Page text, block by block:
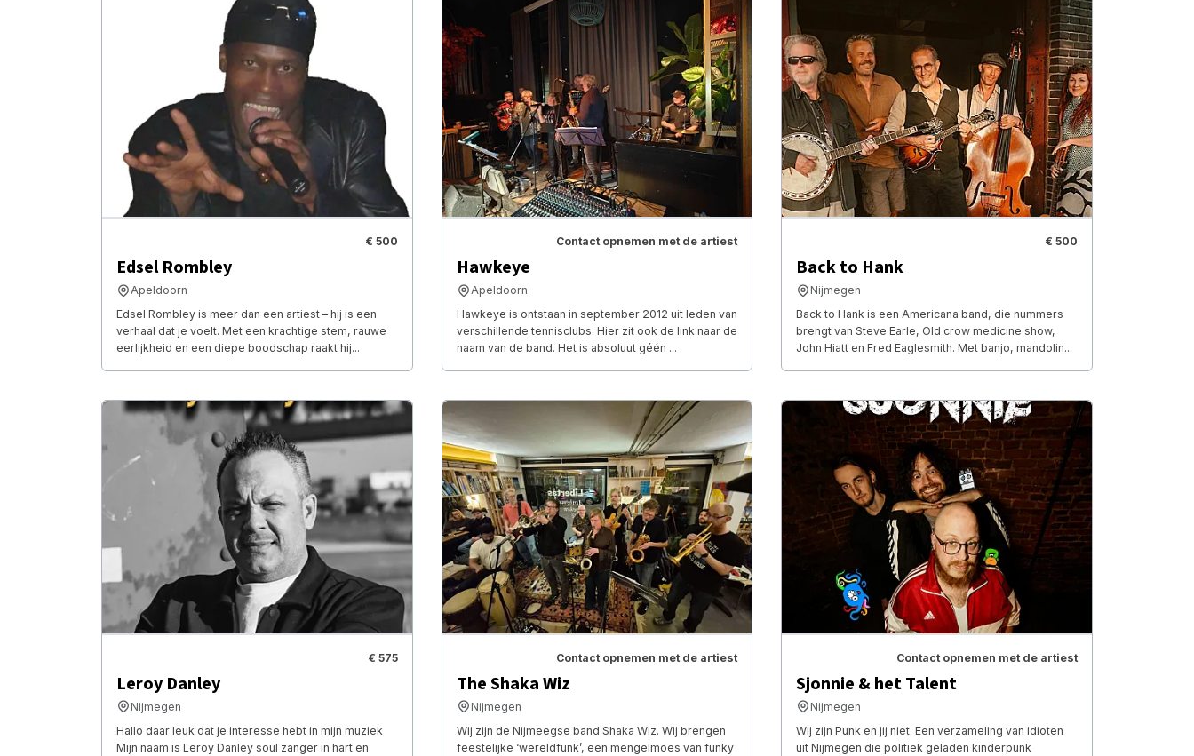
€ 500
Edsel Rombley
Apeldoorn
Edsel Rombley is meer dan een artiest – hij is een
verhaal dat je voelt. Met een krachtige stem, rauwe
eerlijkheid en een diepe boodschap raakt hij...
Contact opnemen met de artiest
Hawkeye
Apeldoorn
Hawkeye is ontstaan in september 2012 uit leden van
verschillende tennisclubs. Hier zit ook de link naar de
naam van de band. Het is absoluut géén ...
€ 500
Back to Hank
Nijmegen
Back to Hank is een Americana band, die nummers
brengt van Steve Earle, Old crow medicine show,
John Hiatt en Fred Eaglesmith. Met banjo, mandolin...
€ 575
Leroy Danley
Nijmegen
Hallo daar leuk dat je interesse hebt in mijn muziek
Mijn naam is Leroy Danley soul zanger in hart en
Contact opnemen met de artiest
The Shaka Wiz
Nijmegen
Wij zijn de Nijmeegse band Shaka Wiz. Wij brengen
feestelijke ‘wereldfunk’, een mengelmoes van funky
Contact opnemen met de artiest
Sjonnie & het Talent
Nijmegen
Wij zijn Punk en jij niet. Een verzameling van idioten
uit Nijmegen die politiek geladen kinderpunk